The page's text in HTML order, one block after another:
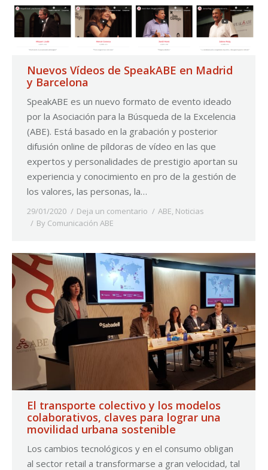
Nuevos Vídeos de SpeakABE en Madrid
y Barcelona
SpeakABE es un nuevo formato de evento ideado
por la Asociación para la Búsqueda de la Excelencia
(ABE). Está basado en la grabación y posterior
difusión online de píldoras de vídeo en las que
expertos y personalidades de prestigio aportan su
experiencia y conocimiento en pro de la gestión de
los valores, las personas, la…
29/01/2020 Deja un comentario ABE, Noticias
By Comunicación ABE
El transporte colectivo y los modelos
colaborativos, claves para lograr una
movilidad urbana sostenible
Los cambios tecnológicos y en el consumo obligan
al sector retail a transformarse a gran velocidad, tal